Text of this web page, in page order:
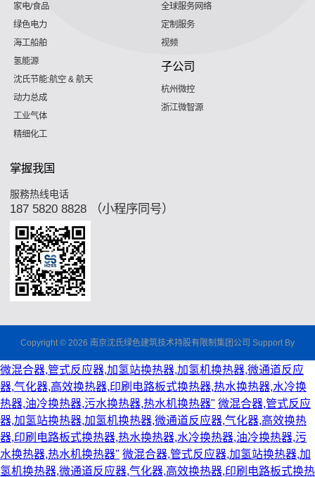
家电/食品
绿色电力
海工船舶
氢能源
沈氏节能:航空 & 航天
动力总成
工业气体
精细化工
全球服务网络
定制服务
视频
子公司
杭州微控
浙江微智源
掌握我国
服務热线电话
187 5820 8828 （小程序同号）
Copyright © 2026 南京沈氏绿色建筑技术持股有限制集团公司 Support By
微混合器,管式反应器,加氢站换热器,加氢机换热器,微通道反应
器,气化器,高效换热器,印刷电路板式换热器,热水换热器,水冷换
热器,油冷换热器,污水换热器,热水机换热器" 微混合器,管式反应
器,加氢站换热器,加氢机换热器,微通道反应器,气化器,高效换热
器,印刷电路板式换热器,热水换热器,水冷换热器,油冷换热器,污
水换热器,热水机换热器" 微混合器,管式反应器,加氢站换热器,加
氢机换热器,微通道反应器,气化器,高效换热器,印刷电路板式换热